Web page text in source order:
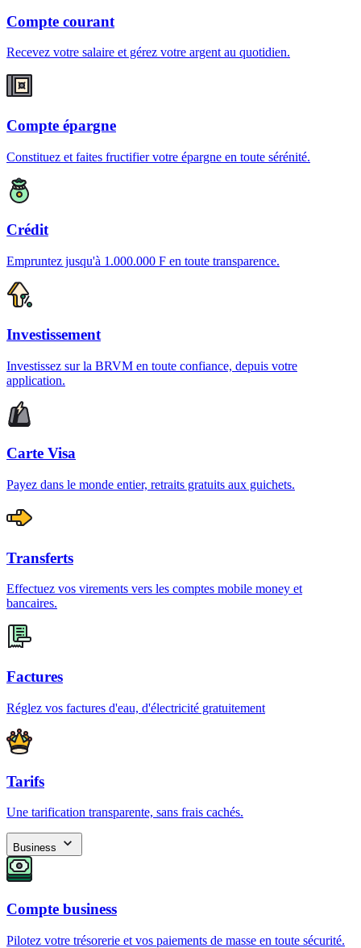
Compte courant
Recevez votre salaire et gérez votre argent au quotidien.
Compte épargne
Constituez et faites fructifier votre épargne en toute sérénité.
Crédit
Empruntez jusqu'à 1.000.000 F en toute transparence.
Investissement
Investissez sur la BRVM en toute confiance, depuis votre
application.
Carte Visa
Payez dans le monde entier, retraits gratuits aux guichets.
Transferts
Effectuez vos virements vers les comptes mobile money et
bancaires.
Factures
Réglez vos factures d'eau, d'électricité gratuitement
Tarifs
Une tarification transparente, sans frais cachés.
Business
Compte business
Pilotez votre trésorerie et vos paiements de masse en toute sécurité.